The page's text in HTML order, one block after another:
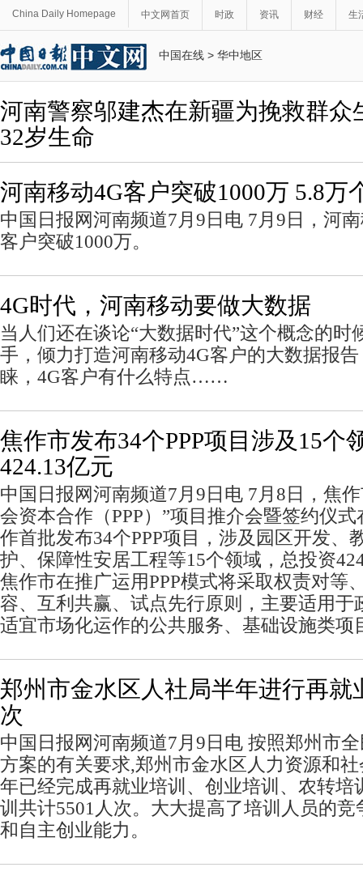
China Daily Homepage 中文网首页 时政 资讯 财经 生
中国在线 > 华中地区
河南警察邬建杰在新疆为挽救群众
32岁生命
河南移动4G客户突破1000万 5.8万
中国日报网河南频道7月9日电 7月9日，河
客户突破1000万。
4G时代，河南移动要做大数据
当人们还在谈论“大数据时代”这个概念的时
手，倾力打造河南移动4G客户的大数据报
睐，4G客户有什么特点……
焦作市发布34个PPP项目涉及15个
424.13亿元
中国日报网河南频道7月9日电 7月8日，焦
会资本合作（PPP）”项目推介会暨签约仪
作首批发布34个PPP项目，涉及园区开发、
护、保障性安居工程等15个领域，总投资
焦作市在推广运用PPP模式将采取权责对等
容、互利共赢、试点先行原则，主要适用于
适宜市场化运作的公共服务、基础设施类项
郑州市金水区人社局半年进行再就
次
中国日报网河南频道7月9日电 按照郑州市
方案的有关要求,郑州市金水区人力资源和
年已经完成再就业培训、创业培训、农转培
训共计5501人次。大大提高了培训人员的
和自主创业能力。